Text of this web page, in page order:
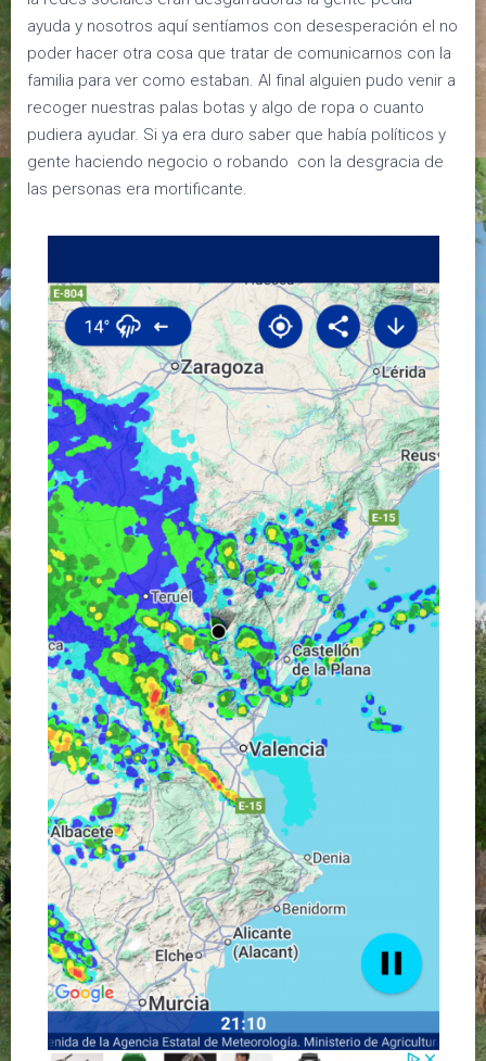
ayuda y nosotros aquí sentíamos con desesperación el no
poder hacer otra cosa que tratar de comunicarnos con la
familia para ver como estaban. Al final alguien pudo venir a
recoger nuestras palas botas y algo de ropa o cuanto
pudiera ayudar. Si ya era duro saber que había políticos y
gente haciendo negocio o robando con la desgracia de
las personas era mortificante.